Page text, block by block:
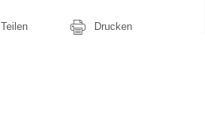
Teilen Drucken